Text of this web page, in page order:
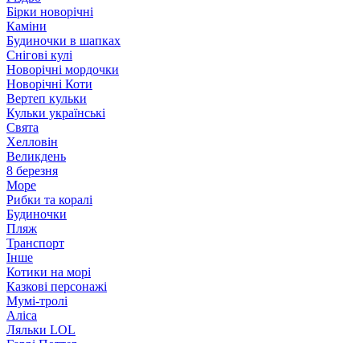
Бірки новорічні
Каміни
Будиночки в шапках
Снігові кулі
Новорічні мордочки
Новорічні Коти
Вертеп кульки
Кульки українські
Свята
Хелловін
Великдень
8 березня
Море
Рибки та коралі
Будиночки
Пляж
Транспорт
Інше
Котики на морі
Казкові персонажі
Мумі-тролі
Аліса
Ляльки LOL